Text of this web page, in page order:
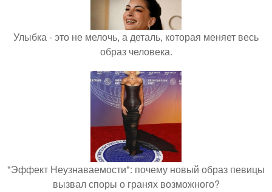
Улыбка - это не мелочь, а деталь, которая меняет весь
образ человека.
"Эффект Неузнаваемости": почему новый образ певицы
вызвал споры о гранях возможного?